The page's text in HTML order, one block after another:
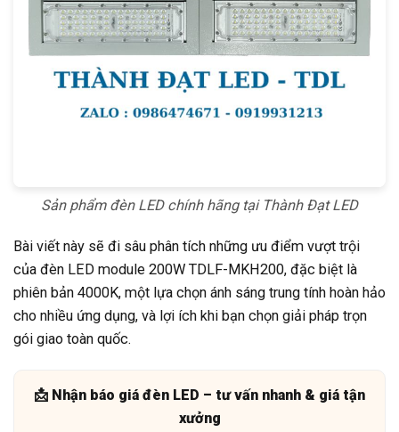
Sản phẩm đèn LED chính hãng tại Thành Đạt LED
Bài viết này sẽ đi sâu phân tích những ưu điểm vượt trội
của đèn LED module 200W TDLF-MKH200, đặc biệt là
phiên bản 4000K, một lựa chọn ánh sáng trung tính hoàn hảo
cho nhiều ứng dụng, và lợi ích khi bạn chọn giải pháp trọn
gói giao toàn quốc.
📩 Nhận báo giá đèn LED – tư vấn nhanh & giá tận
xưởng